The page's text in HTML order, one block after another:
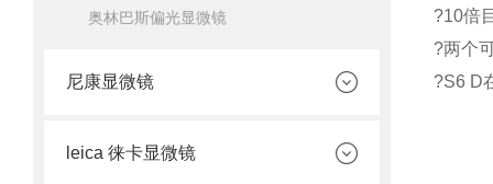
奥林巴斯偏光显微镜
尼康显微镜
leica 徕卡显微镜
?10倍
?两个
?S6 D